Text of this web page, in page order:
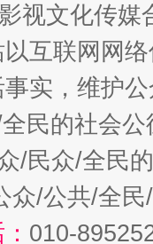
视文化传
互联网网
实，维护
民的社会公
/民众/全民
众/公共/全
010-